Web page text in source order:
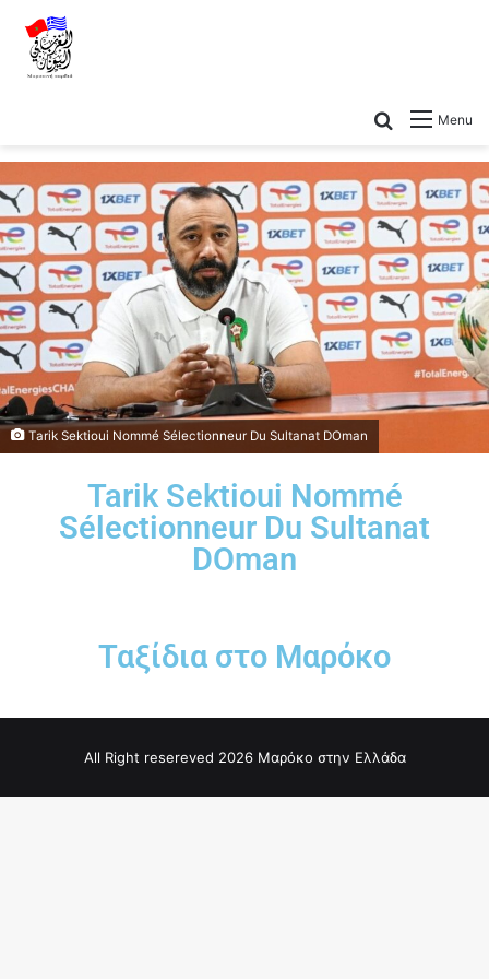
Menu
Tarik Sektioui Nommé Sélectionneur Du Sultanat DOman
Tarik Sektioui Nommé
Sélectionneur Du Sultanat
DOman
Ταξίδια στο Μαρόκο
All Right resereved 2026 Μαρόκο στην Ελλάδα